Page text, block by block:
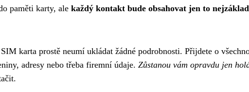
paměti karty, ale každý kontakt bude obsahovat jen to
karta prostě neumí ukládat žádné podrobnosti. Přijdete o
adresy nebo třeba firemní údaje. Zůstanou vám opravdu jen